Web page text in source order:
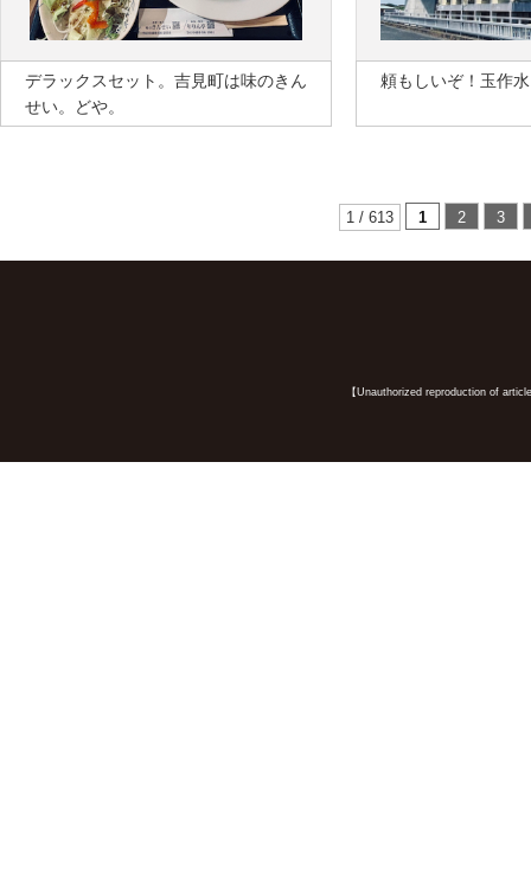
デラックスセット。吉見町は味のきん
せい。どや。
頼もしいぞ！玉作
1 / 613 1 2 3
【Unauthorized reproduction of